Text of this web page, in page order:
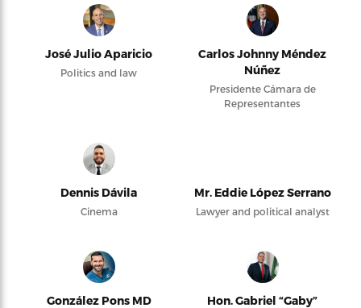
José Julio Aparicio
Politics and law
Carlos Johnny Méndez
Núñez
Presidente Cámara de
Representantes
Dennis Dávila
Cinema
Mr. Eddie López Serrano
Lawyer and political analyst
González Pons MD
Hon. Gabriel “Gaby”